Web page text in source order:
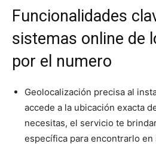
Funcionalidades
sistemas online de
por el numero
Geolocalización precisa al
accede a la ubicación exacta
necesitas, el servicio te
específica para encontrarlo